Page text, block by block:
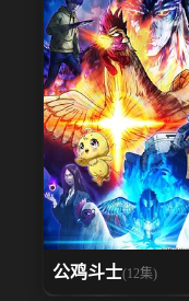
公鸡斗士(12集)